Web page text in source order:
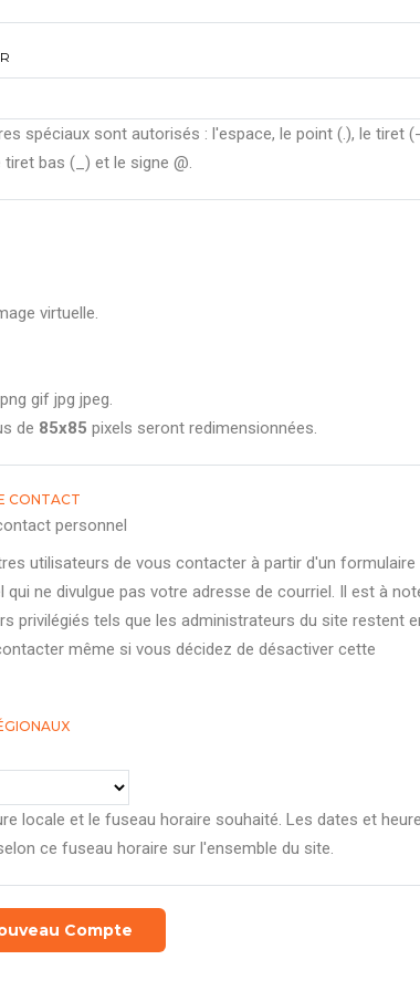
spéciaux sont autorisés : l'espace, le point (.), le tiret
bas (_) et le signe @.
virtuelle.
gif jpg jpeg.
de 85x85 pixels seront redimensionnées.
CONTACT
personnel
utilisateurs de vous contacter à partir d'un formulaire
ne divulgue pas votre adresse de courriel. Il est à
privilégiés tels que les administrateurs du site restent
même si vous décidez de désactiver cette
locale et le fuseau horaire souhaité. Les dates et
ce fuseau horaire sur l'ensemble du site.